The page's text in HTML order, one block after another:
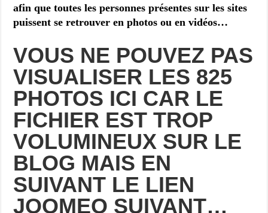
afin que toutes les personnes présentes sur les sites
puissent se retrouver en photos ou en vidéos…
VOUS NE POUVEZ PAS
VISUALISER LES 825
PHOTOS ICI CAR LE
FICHIER EST TROP
VOLUMINEUX SUR LE
BLOG MAIS EN
SUIVANT LE LIEN
JOOMEO SUIVANT…